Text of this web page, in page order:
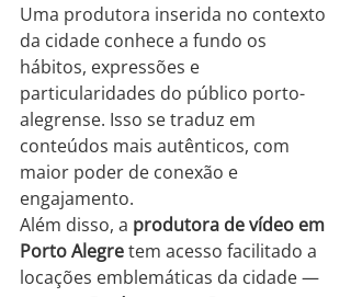
Uma produtora inserida no contexto
da cidade conhece a fundo os
hábitos, expressões e
particularidades do público porto-
alegrense. Isso se traduz em
conteúdos mais autênticos, com
maior poder de conexão e
engajamento.
Além disso, a produtora de vídeo em
Porto Alegre tem acesso facilitado a
locações emblemáticas da cidade —